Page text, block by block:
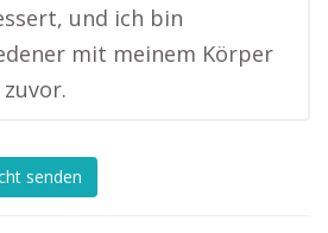
und ich bin
mit meinem Körper
senden